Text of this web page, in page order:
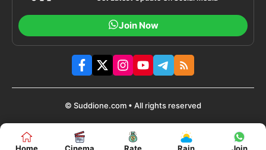
Join Now
© Suddione.com • All rights reserved